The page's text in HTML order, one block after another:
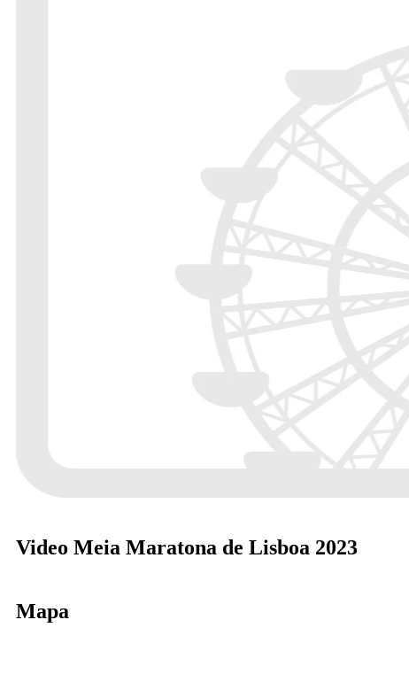
Video Meia Maratona de Lisboa 2023
Mapa